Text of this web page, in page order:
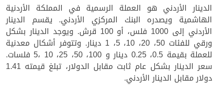
الدينار الأردني هو العملة الرسمية في المملكة الأردنية
الهاشمية ويصدره البنك المركزي الأردني. يقسم الدينار
الأردني إلى 1000 فلس، أو 100 قرش. ويوجد الدينار بشكل
ورقي للفئات 50، 20، 10، 5، 1 دينار. وتتوفر أشكال معدنية
للعملة بقيمة 0.5، 0.25 دينار و 100، 50، 25، 10 ،5 فلسات.
سعر الدينار بشكل عام ثابت مقابل الدولار، تبلغ قيمته 1.41
دولار مقابل الدينار الأردني.